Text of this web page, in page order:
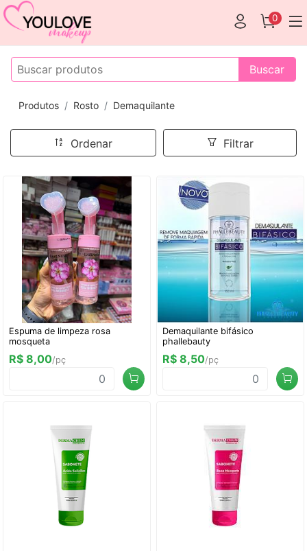
0
Buscar
Produtos Rosto Demaquilante
Ordenar Filtrar
Espuma de limpeza rosa
mosqueta
R$ 8,00/pç
Demaquilante bifásico
phallebauty
R$ 8,50/pç